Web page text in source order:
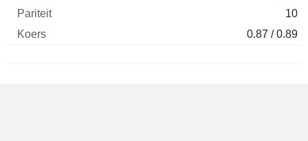
10
0.87 / 0.89